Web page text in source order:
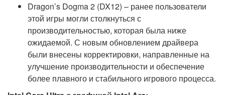
Dragon’s Dogma 2 (DX12) – ранее пользователи
этой игры могли столкнуться с
производительностью, которая была ниже
ожидаемой. С новым обновлением драйвера
были внесены корректировки, направленные на
улучшение производительности и обеспечение
более плавного и стабильного игрового процесса.